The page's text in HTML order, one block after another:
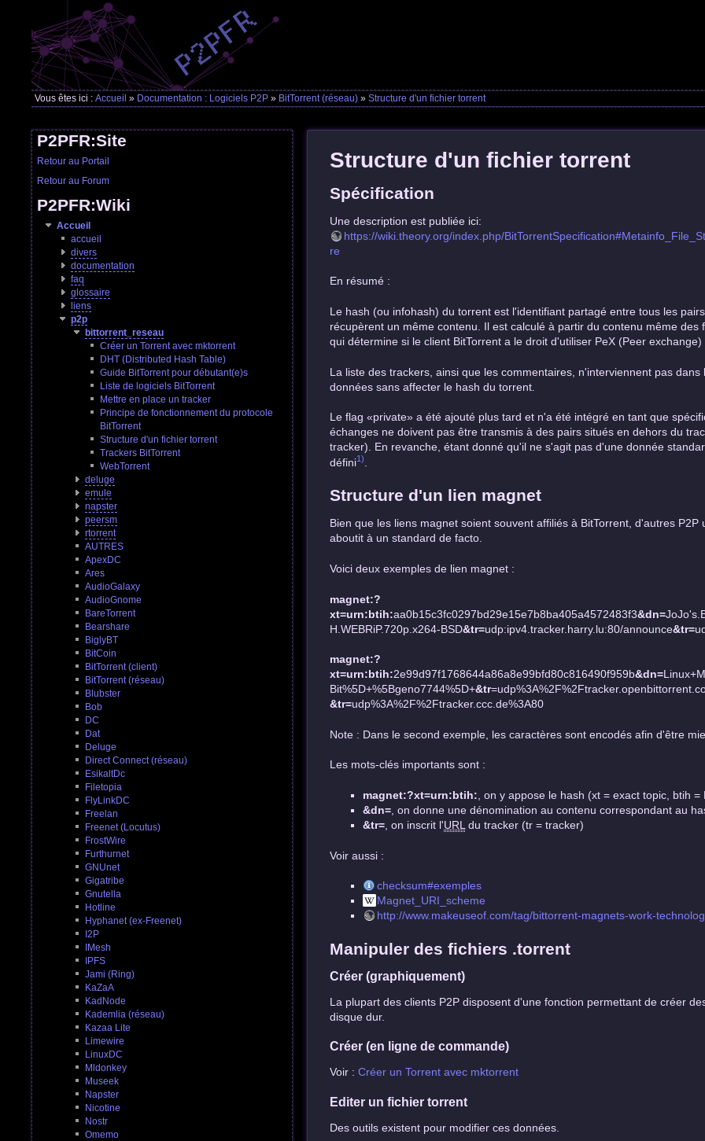
Vous êtes ici :Accueil » Documentation : Logiciels P2P » BitTorrent (réseau) »Structure d'un fichier torrent
P2PFR:Site
Retour au Portail
Retour au Forum
P2PFR:Wiki
Accueil
accueil
divers
documentation
faq
glossaire
liens
p2p
bittorrent_reseau
Créer un Torrent avec mktorrent
DHT (Distributed Hash Table)
Guide BitTorrent pour débutant(e)s
Liste de logiciels BitTorrent
Mettre en place un tracker
Principe de fonctionnement du protocole
BitTorrent
Structure d'un fichier torrent
Trackers BitTorrent
WebTorrent
deluge
emule
napster
peersm
rtorrent
AUTRES
ApexDC
Ares
AudioGalaxy
AudioGnome
BareTorrent
Bearshare
BiglyBT
BitCoin
BitTorrent (client)
BitTorrent (réseau)
Blubster
Bob
DC
Dat
Deluge
Direct Connect (réseau)
EsikaltDc
Filetopia
FlyLinkDC
Freelan
Freenet (Locutus)
FrostWire
Furthurnet
GNUnet
Gigatribe
Gnutella
Hotline
Hyphanet (ex-Freenet)
I2P
IMesh
IPFS
Jami (Ring)
KaZaA
KadNode
Kademlia (réseau)
Kazaa Lite
Limewire
LinuxDC
Mldonkey
Museek
Napster
Nicotine
Nostr
Omemo
Structure d'un fichier torrent
Spécification
Une description est publiée ici:
https://wiki.theory.org/index.php/
re
En résumé :
Le hash (ou infohash) du torrent est l'identifiant partagé entre tous les
récupèrent un même contenu. Il est calculé à partir du contenu même
qui détermine si le client BitTorrent a le droit d'utiliser PeX (Peer
La liste des trackers, ainsi que les commentaires, n'interviennent pas
données sans affecter le hash du torrent.
Le flag «private» a été ajouté plus tard et n'a été intégré en tant que
échanges ne doivent pas être transmis à des pairs situés en dehors du
tracker). En revanche, étant donné qu'il ne s'agit pas d'une donnée
défini1)
Structure d'un lien magnet
Bien que les liens magnet soient souvent affiliés à BitTorrent, d'autres
aboutit à un standard de facto.
Voici deux exemples de lien magnet :
magnet:?
xt=urn:btih:aa0b15c3fc0297bd29e15e7b8ba405a4572483f3&dn=
H.WEBRiP.720p.x264-BSD&tr=udp:ipv4.tracker.harry.lu:80/announce&tr=
magnet:?
xt=urn:btih:2e99d97f1768644a86a8e99bfd80c816490f959b&dn=
Bit%5D+%5Bgeno7744%5D+&tr
&tr=udp%3A%2F%2Ftracker.ccc.de%3A80
Note : Dans le second exemple, les caractères sont encodés afin d'être
Les mots-clés importants sont :
magnet:?xt=urn:btih: , on y appose le hash (xt = exact topic, btih
&dn= , on donne une dénomination au contenu correspondant au
&tr= , on inscrit l'URL du tracker (tr = tracker)
Voir aussi :
checksum#exemples
Magnet_URI_scheme
http://www.makeuseof.com/tag/bittorrent-magnets-work-
Manipuler des fichiers .torrent
Créer (graphiquement)
La plupart des clients P2P disposent d'une fonction permettant de créer
disque dur.
Créer (en ligne de commande)
Voir : Créer un Torrent avec mktorrent
Editer un fichier torrent
Des outils existent pour modifier ces données.